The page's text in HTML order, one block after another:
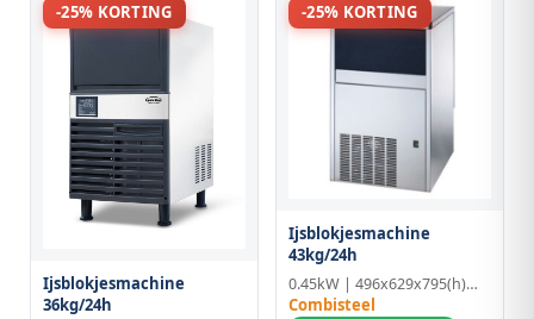
-25% KORTING
Ijsblokjesmachine
36kg/24h
-25% KORTING
Ijsblokjesmachine
43kg/24h
0.45kW | 496x629x795(h)mm
Combisteel